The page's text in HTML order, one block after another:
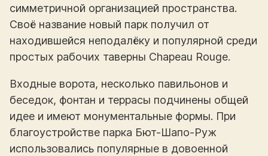
симметричной организацией пространства.
Своё название новый парк получил от
находившейся неподалёку и популярной среди
простых рабочих таверны Chapeau Rouge.
Входные ворота, несколько павильонов и
беседок, фонтан и террасы подчинены общей
идее и имеют монументальные формы. При
благоустройстве парка Бют-Шапо-Руж
использовались популярные в довоенной